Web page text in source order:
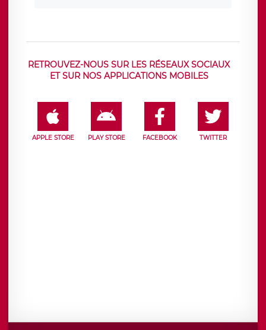
RETROUVEZ-NOUS SUR LES RÉSEAUX SOCIAUX
ET SUR NOS APPLICATIONS MOBILES
APPLE STORE PLAY STORE FACEBOOK TWITTER